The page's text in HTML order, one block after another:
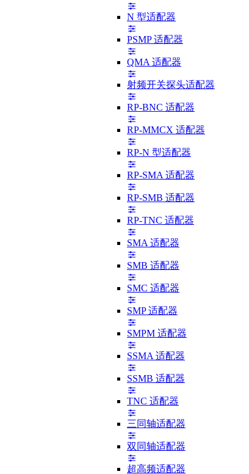
N 型适配器
PSMP 适配器
QMA 适配器
射频开关探头适配器
RP-BNC 适配器
RP-MMCX 适配器
RP-N 型适配器
RP-SMA 适配器
RP-SMB 适配器
RP-TNC 适配器
SMA 适配器
SMB 适配器
SMC 适配器
SMP 适配器
SMPM 适配器
SSMA 适配器
SSMB 适配器
TNC 适配器
三同轴适配器
双同轴适配器
超高频适配器